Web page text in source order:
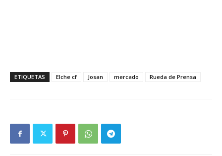
ETIQUETAS Elche cf Josan mercado Rueda de Prensa